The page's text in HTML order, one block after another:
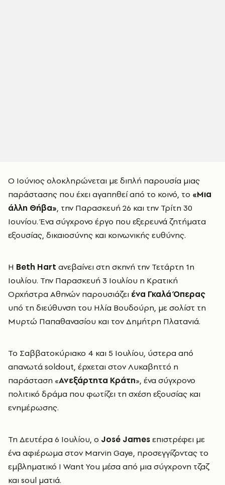
Ο Ιούνιος ολοκληρώνεται με διπλή παρουσία μιας
παράστασης που έχει αγαπηθεί από το κοινό, το «Μια
άλλη Θήβα», την Παρασκευή 26 και την Τρίτη 30
Ιουνίου. Ένα σύγχρονο έργο που εξερευνά ζητήματα
εξουσίας, δικαιοσύνης και κοινωνικής ευθύνης.
Η Beth Hart ανεβαίνει στη σκηνή την Τετάρτη 1η
Ιουλίου. Την Παρασκευή 3 Ιουλίου η Κρατική
Ορχήστρα Αθηνών παρουσιάζει ένα Γκαλά Όπερας
υπό τη διεύθυνση του Ηλία Βουδούρη, με σολίστ τη
Μυρτώ Παπαθανασίου και τον Δημήτρη Πλατανιά.
Το Σαββατοκύριακο 4 και 5 Ιουλίου, ύστερα από
απανωτά soldout, έρχεται στον Λυκαβηττό η
παράσταση «Ανεξάρτητα Κράτη», ένα σύγχρονο
πολιτικό δράμα που φωτίζει τη σχέση εξουσίας και
ενημέρωσης.
Τη Δευτέρα 6 Ιουλίου, ο José Jamesεπιστρέφει με
ένα αφιέρωμα στον Marvin Gaye, προσεγγίζοντας το
εμβληματικό I Want You μέσα από μια σύγχρονη τζαζ
και soul ματιά.